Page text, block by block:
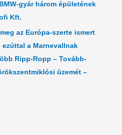
gyár három épületének
Kft.
az Európa-szerte ismert
a Marnevallnak
Ripp-Ropp – Tovább-
üzemét –